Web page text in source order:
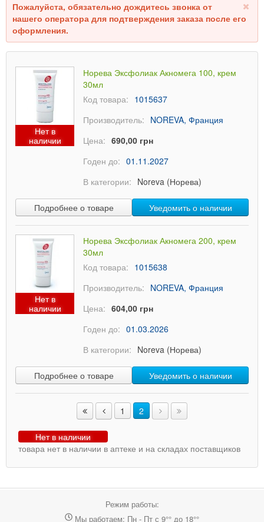
Пожалуйста, обязательно дождитесь звонка от
нашего оператора для подтверждения заказа после его
оформления.
Нет в
наличии
Норева Эксфолиак Акномега 100, крем
30мл
Код товара: 1015637
Производитель: NOREVA, Франция
Цена: 690,00 грн
Годен до: 01.11.2027
В категории: Noreva (Норева)
Подробнее о товаре Уведомить о наличии
Нет в
наличии
Норева Эксфолиак Акномега 200, крем
30мл
Код товара: 1015638
Производитель: NOREVA, Франция
Цена: 604,00 грн
Годен до: 01.03.2026
В категории: Noreva (Норева)
Подробнее о товаре Уведомить о наличии
1 2
Нет в наличии
товара нет в наличии в аптеке и на складах поставщиков
Режим работы:
Мы работаем: Пн - Пт с 9°° до 18°°